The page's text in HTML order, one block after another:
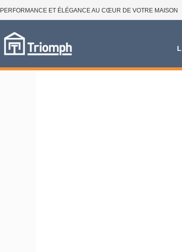
PERFORMANCE ET ÉLÉGANCE AU CŒUR DE VOTRE MAISON